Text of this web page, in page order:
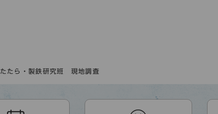
たたら・製鉄研究班 現地調査